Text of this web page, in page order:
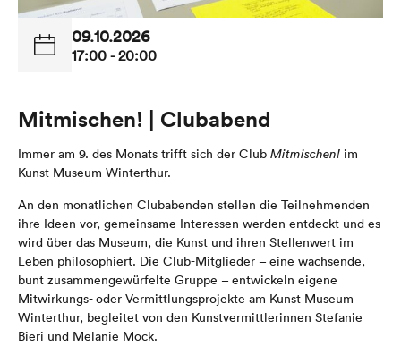
09.10.2026
17:00 - 20:00
Mitmischen! | Clubabend
Immer am 9. des Monats trifft sich der Club Mitmischen! im
Kunst Museum Winterthur.
An den monatlichen Clubabenden stellen die Teilnehmenden
ihre Ideen vor, gemeinsame Interessen werden entdeckt und es
wird über das Museum, die Kunst und ihren Stellenwert im
Leben philosophiert. Die Club-Mitglieder – eine wachsende,
bunt zusammengewürfelte Gruppe – entwickeln eigene
Mitwirkungs- oder Vermittlungsprojekte am Kunst Museum
Winterthur, begleitet von den Kunstvermittlerinnen Stefanie
Bieri und Melanie Mock.